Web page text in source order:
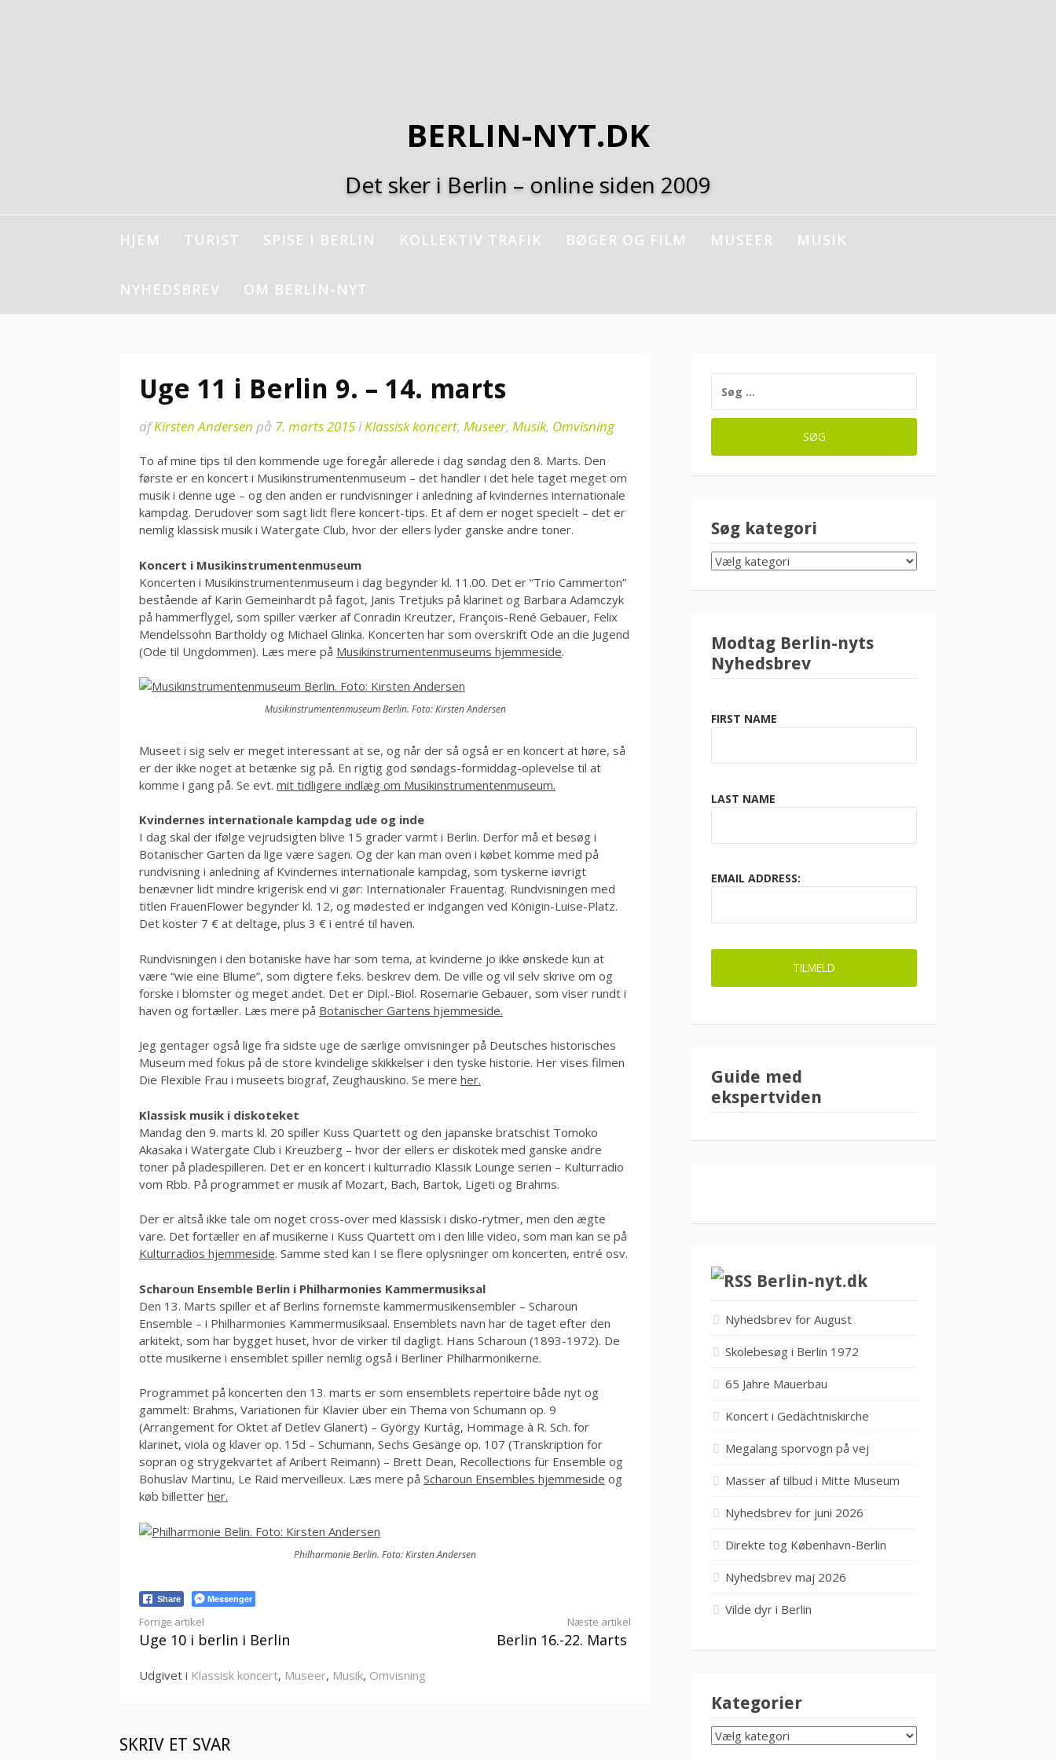
BERLIN-NYT.DK
Det sker i Berlin – online siden 2009
HJEM TURIST SPISE I BERLIN KOLLEKTIV TRAFIK BØGER OG FILM MUSEER MUSIK
NYHEDSBREV OM BERLIN-NYT
Uge 11 i Berlin 9. – 14. marts
afKirsten Andersen på 7. marts 2015iKlassisk koncert, Museer, Musik, Omvisning
To af mine tips til den kommende uge foregår allerede i dag søndag den 8. Marts. Den
første er en koncert i Musikinstrumentenmuseum – det handler i det hele taget meget om
musik i denne uge – og den anden er rundvisninger i anledning af kvindernes internationale
kampdag. Derudover som sagt lidt flere koncert-tips. Et af dem er noget specielt – det er
nemlig klassisk musik i Watergate Club, hvor der ellers lyder ganske andre toner.
Koncert i Musikinstrumentenmuseum
Koncerten i Musikinstrumentenmuseum i dag begynder kl. 11.00. Det er “Trio Cammerton”
bestående af Karin Gemeinhardt på fagot, Janis Tretjuks på klarinet og Barbara Adamczyk
på hammerflygel, som spiller værker af Conradin Kreutzer, François-René Gebauer, Felix
Mendelssohn Bartholdy og Michael Glinka. Koncerten har som overskrift Ode an die Jugend
(Ode til Ungdommen). Læs mere på Musikinstrumentenmuseums hjemmeside.
Musikinstrumentenmuseum Berlin. Foto: Kirsten Andersen
Museet i sig selv er meget interessant at se, og når der så også er en koncert at høre, så
er der ikke noget at betænke sig på. En rigtig god søndags-formiddag-oplevelse til at
komme i gang på. Se evt. mit tidligere indlæg om Musikinstrumentenmuseum.
Kvindernes internationale kampdag ude og inde
I dag skal der ifølge vejrudsigten blive 15 grader varmt i Berlin. Derfor må et besøg i
Botanischer Garten da lige være sagen. Og der kan man oven i købet komme med på
rundvisning i anledning af Kvindernes internationale kampdag, som tyskerne iøvrigt
benævner lidt mindre krigerisk end vi gør: Internationaler Frauentag. Rundvisningen med
titlen FrauenFlower begynder kl. 12, og mødested er indgangen ved Königin-Luise-Platz.
Det koster 7 € at deltage, plus 3 € i entré til haven.
Rundvisningen i den botaniske have har som tema, at kvinderne jo ikke ønskede kun at
være “wie eine Blume”, som digtere f.eks. beskrev dem. De ville og vil selv skrive om og
forske i blomster og meget andet. Det er Dipl.-Biol. Rosemarie Gebauer, som viser rundt i
haven og fortæller. Læs mere på Botanischer Gartens hjemmeside.
Jeg gentager også lige fra sidste uge de særlige omvisninger på Deutsches historisches
Museum med fokus på de store kvindelige skikkelser i den tyske historie. Her vises filmen
Die Flexible Frau i museets biograf, Zeughauskino. Se mere her.
Klassisk musik i diskoteket
Mandag den 9. marts kl. 20 spiller Kuss Quartett og den japanske bratschist Tomoko
Akasaka i Watergate Club i Kreuzberg – hvor der ellers er diskotek med ganske andre
toner på pladespilleren. Det er en koncert i kulturradio Klassik Lounge serien – Kulturradio
vom Rbb. På programmet er musik af Mozart, Bach, Bartok, Ligeti og Brahms.
Der er altså ikke tale om noget cross-over med klassisk i disko-rytmer, men den ægte
vare. Det fortæller en af musikerne i Kuss Quartett om i den lille video, som man kan se på
Kulturradios hjemmeside. Samme sted kan I se flere oplysninger om koncerten, entré osv.
Scharoun Ensemble Berlin i Philharmonies Kammermusiksal
Den 13. Marts spiller et af Berlins fornemste kammermusikensembler – Scharoun
Ensemble – i Philharmonies Kammermusiksaal. Ensemblets navn har de taget efter den
arkitekt, som har bygget huset, hvor de virker til dagligt. Hans Scharoun (1893-1972). De
otte musikerne i ensemblet spiller nemlig også i Berliner Philharmonikerne.
Programmet på koncerten den 13. marts er som ensemblets repertoire både nyt og
gammelt: Brahms, Variationen für Klavier über ein Thema von Schumann op. 9
(Arrangement for Oktet af Detlev Glanert) – György Kurtág, Hommage à R. Sch. for
klarinet, viola og klaver op. 15d – Schumann, Sechs Gesänge op. 107 (Transkription for
sopran og strygekvartet af Aribert Reimann) – Brett Dean, Recollections für Ensemble og
Bohuslav Martinu, Le Raid merveilleux. Læs mere på Scharoun Ensembles hjemmeside og
køb billetter her.
Philharmonie Berlin. Foto: Kirsten Andersen
Share Messenger
Læs
videre
Forrige artikel
Uge 10 i berlin i Berlin
Næste artikel
Berlin 16.-22. Marts
Udgivet i Klassisk koncert, Museer, Musik, Omvisning
SKRIV ET SVAR
EFTER:
Søg kategori
SØG
KATEGORI
Modtag Berlin-nyts
Nyhedsbrev
FIRST NAME
LAST NAME
EMAIL ADDRESS:
Guide med
ekspertviden
Berlin-nyt.dk
Nyhedsbrev for August
Skolebesøg i Berlin 1972
65 Jahre Mauerbau
Koncert i Gedächtniskirche
Megalang sporvogn på vej
Masser af tilbud i Mitte Museum
Nyhedsbrev for juni 2026
Direkte tog København-Berlin
Nyhedsbrev maj 2026
Vilde dyr i Berlin
Kategorier
KATEGORIER